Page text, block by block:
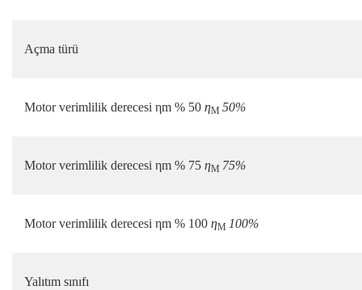
Açma türü
Motor verimlilik derecesi ηm % 50 ηM 50%
Motor verimlilik derecesi ηm % 75 ηM 75%
Motor verimlilik derecesi ηm % 100 ηM 100%
Yalıtım sınıfı